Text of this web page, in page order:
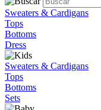
Sweaters & Cardigans
Tops
Bottoms
Dress
Sweaters & Cardigans
Tops
Bottoms
Sets